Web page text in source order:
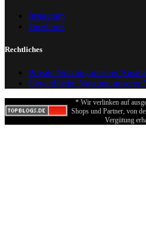
Instagram
Facebook
Rechtliches
Private Nutzung unserer
Gewerbliche Nutzung unserer
* Wir verlinken auf
Shops und Partner, von
Vergütung